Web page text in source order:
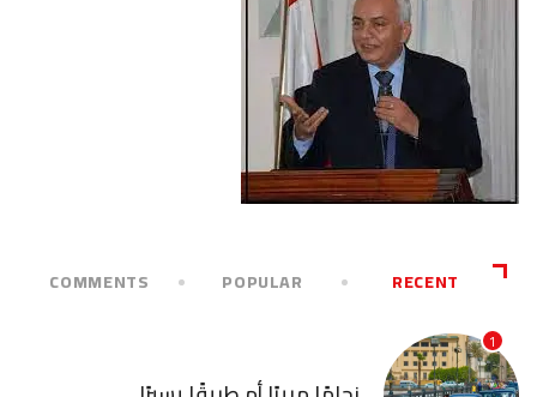
RECENT
POPULAR
COMMENTS
1